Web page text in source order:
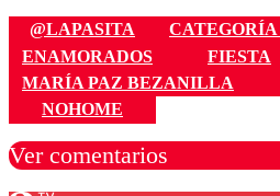
@LAPASITA
ENAMORADOS
FIESTA
MARÍA PAZ BEZANILLA
NOHOME
Ver comentarios